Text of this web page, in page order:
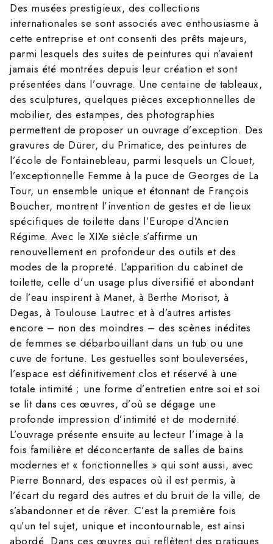
Des musées prestigieux, des collections
internationales se sont associés avec enthousiasme à
cette entreprise et ont consenti des prêts majeurs,
parmi lesquels des suites de peintures qui n’avaient
jamais été montrées depuis leur création et sont
présentées dans l’ouvrage. Une centaine de tableaux,
des sculptures, quelques pièces exceptionnelles de
mobilier, des estampes, des photographies
permettent de proposer un ouvrage d’exception. Des
gravures de Dürer, du Primatice, des peintures de
l’école de Fontainebleau, parmi lesquels un Clouet,
l’exceptionnelle Femme à la puce de Georges de La
Tour, un ensemble unique et étonnant de François
Boucher, montrent l’invention de gestes et de lieux
spécifiques de toilette dans l’Europe d’Ancien
Régime. Avec le XIXe siècle s’affirme un
renouvellement en profondeur des outils et des
modes de la propreté. L’apparition du cabinet de
toilette, celle d’un usage plus diversifié et abondant
de l’eau inspirent à Manet, à Berthe Morisot, à
Degas, à Toulouse Lautrec et à d’autres artistes
encore – non des moindres – des scènes inédites
de femmes se débarbouillant dans un tub ou une
cuve de fortune. Les gestuelles sont bouleversées,
l’espace est définitivement clos et réservé à une
totale intimité ; une forme d’entretien entre soi et soi
se lit dans ces œuvres, d’où se dégage une
profonde impression d’intimité et de modernité.
L’ouvrage présente ensuite au lecteur l’image à la
fois familière et déconcertante de salles de bains
modernes et « fonctionnelles » qui sont aussi, avec
Pierre Bonnard, des espaces où il est permis, à
l’écart du regard des autres et du bruit de la ville, de
s’abandonner et de rêver. C’est la première fois
qu’un tel sujet, unique et incontournable, est ainsi